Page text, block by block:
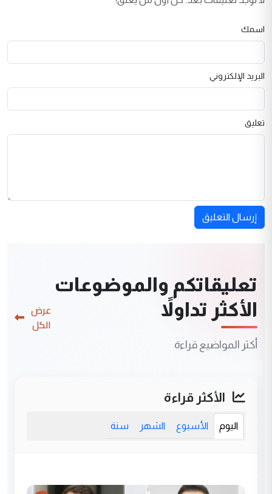
اسمك
البريد الإلكتروني
تعليق
إرسال التعليق
تعليقاتكم والموضوعات
الأكثر تداولاً
أكثر المواضيع قراءة
عرض
الكل
الأكثر قراءة
اليوم الأسبوع الشهر سنة